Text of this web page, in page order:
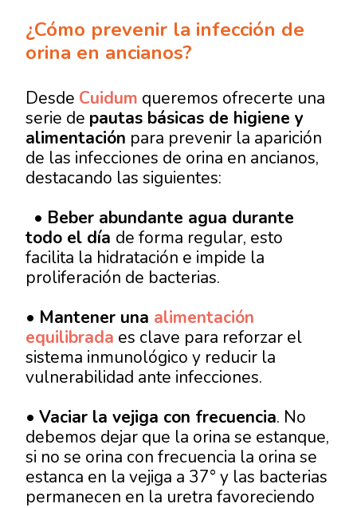
¿Cómo prevenir la infección de
orina en ancianos?
Desde Cuidum queremos ofrecerte una
serie de pautas básicas de higiene y
alimentación para prevenir la aparición
de las infecciones de orina en ancianos,
destacando las siguientes:
• Beber abundante agua durante
todo el día de forma regular, esto
facilita la hidratación e impide la
proliferación de bacterias.
• Mantener una alimentación
equilibrada es clave para reforzar el
sistema inmunológico y reducir la
vulnerabilidad ante infecciones.
•Vaciar la vejiga con frecuencia. No
debemos dejar que la orina se estanque,
si no se orina con frecuencia la orina se
estanca en la vejiga a 37° y las bacterias
permanecen en la uretra favoreciendo